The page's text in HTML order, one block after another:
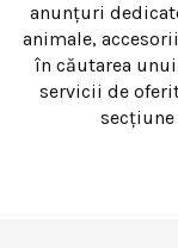
anunțuri
animale,
în căutarea
servicii de